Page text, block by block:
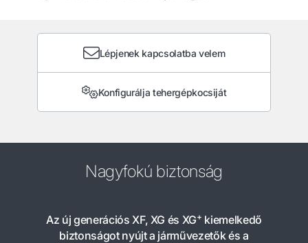
Lépjenek kapcsolatba velem
Konfigurálja tehergépkocsiját
Nagyfokú biztonság
Az új generációs XF, XG és XG+ kiemelkedő
biztonságot nyújt a járművezetők és a